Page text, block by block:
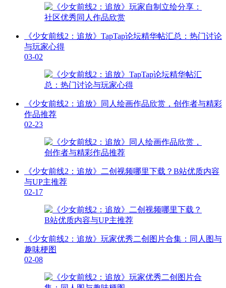
《少女前线2：追放》TapTap论坛精华帖汇总：热门讨论
与玩家心得
03-02
《少女前线2：追放》同人绘画作品欣赏，创作者与精彩
作品推荐
02-23
《少女前线2：追放》二创视频哪里下载？B站优质内容
与UP主推荐
02-17
《少女前线2：追放》玩家优秀二创图片合集：同人图与
趣味梗图
02-08